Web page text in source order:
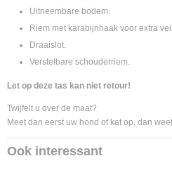
Uitneembare bodem.
Riem met karabijnhaak voor extra
Draaislot.
Verstelbare schouderriem.
Let op deze tas kan niet retour!
Twijfelt u over de maat?
Meet dan eerst uw hond of kat op, dan
Ook interessant